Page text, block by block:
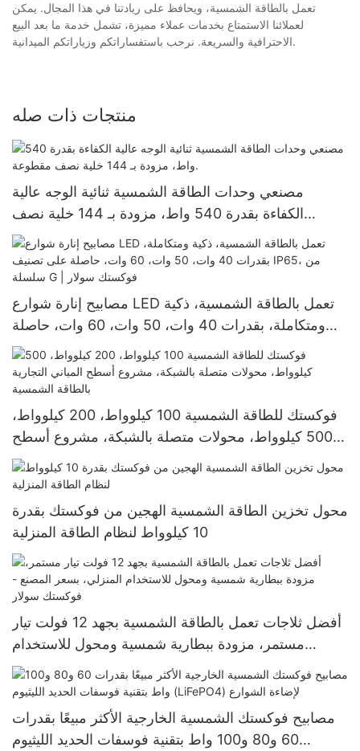
تعمل بالطاقة الشمسية، ويحافظ على ريادتنا في هذا المجال. يمكن
لعملائنا الاستمتاع بخدمات عملاء مميزة، تشمل خدمة ما بعد البيع
الاحترافية والسريعة. نرحب باستفساراتكم وزياراتكم الميدانية.
منتجات ذات صله
مصنعي وحدات الطاقة الشمسية ثنائية الوجه عالية
الكفاءة بقدرة 540 واط، مزودة بـ 144 خلية نصف
مصابيح إنارة شوارع LED تعمل بالطاقة الشمسية، ذكية
ومتكاملة، بقدرات 40 وات، 50 وات، 60 وات، حاصلة
على تصنيف IP65، من سلسلة G | فوكستك سولار
فوكستك للطاقة الشمسية 100 كيلوواط، 200 كيلوواط،
500 كيلوواط، محولات متصلة بالشبكة، مشروع أسطح
المباني التجارية بالطاقة الشمسية
محول تخزين الطاقة الشمسية الهجين من فوكستك بقدرة
10 كيلوواط لنظام الطاقة المنزلية
أفضل ثلاجات تعمل بالطاقة الشمسية بجهد 12 فولت تيار
مستمر، مزودة ببطارية شمسية ومحول للاستخدام
المنزلي، بسعر المصنع - فوكستك سولار
مصابيح فوكستك الشمسية الخارجية الأكثر مبيعًا بقدرات
60 و80 و100 واط بتقنية فوسفات الحديد الليثيوم